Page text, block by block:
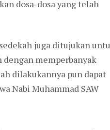
dosa-dosa yang telah
juga ditujukan
memperbanyak
dilakukannya pun dapat
Nabi Muhammad SAW